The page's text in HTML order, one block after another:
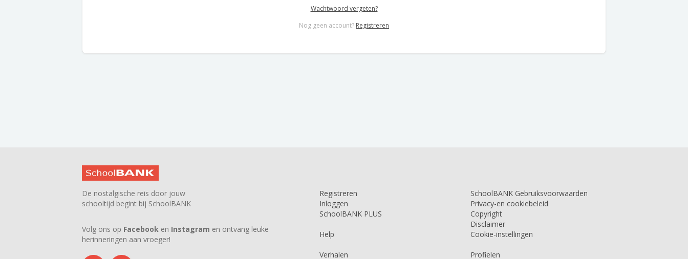
Wachtwoord vergeten?
Nog geen account? Registreren
De nostalgische reis door jouw
schooltijd begint bij SchoolBANK
Volg ons op Facebook en Instagram en ontvang leuke
herinneringen aan vroeger!
Registreren
Inloggen
SchoolBANK PLUS
Help
Verhalen
SchoolBANK Gebruiksvoorwaarden
Privacy-en cookiebeleid
Copyright
Disclaimer
Cookie-instellingen
Profielen